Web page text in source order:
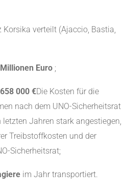
Korsika verteilt (Ajaccio, Bastia,
Euro ;
000 €Die Kosten für die
nach dem UNO-Sicherheitsrat
letzten Jahren stark angestiegen,
Treibstoffkosten und der
Sicherheitsrat;
im Jahr transportiert.